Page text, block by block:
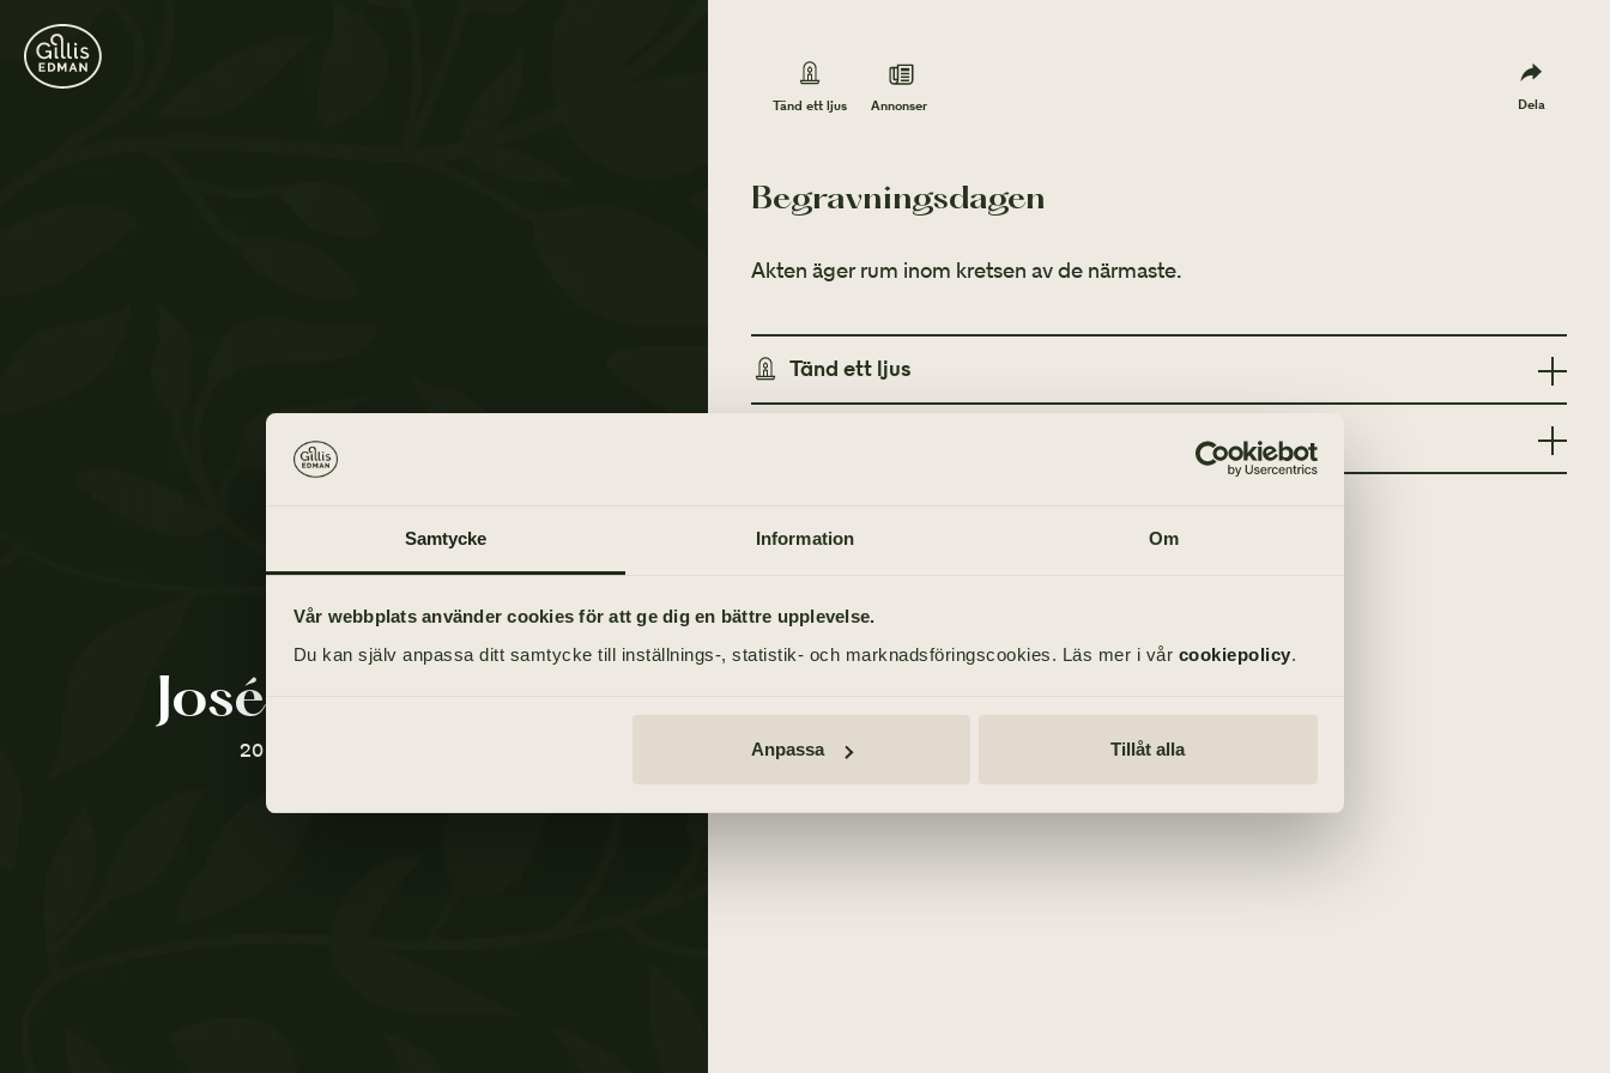
Samtycke Information Om
Vår webbplats använder cookies för att ge dig en bättre upplevelse.
Du kan själv anpassa ditt samtycke till inställnings-, statistik- och marknadsföringscookies. Läs mer i vår cookiepolicy.
Anpassa Tillåt alla
José Rundgren
20 juli 1937 - 16 april 2021
Tänd ett ljus Annonser Dela
Begravningsdagen
Akten äger rum inom kretsen av de närmaste.
Tänd ett ljus
Göteborgs-Posten